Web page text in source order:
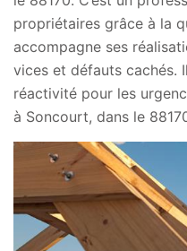
propriétaires grâce à la
accompagne ses
vices et défauts cachés.
réactivité pour les
à Soncourt, dans le